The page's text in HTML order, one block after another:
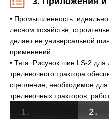
• Промышленность:
лесном хозяйстве,
делает ее универсальной
применений.
• Тяга: Рисунок шин LS-2 для
трелевочного трактора
сцепление, необходимое для
трелевочных тракторов,